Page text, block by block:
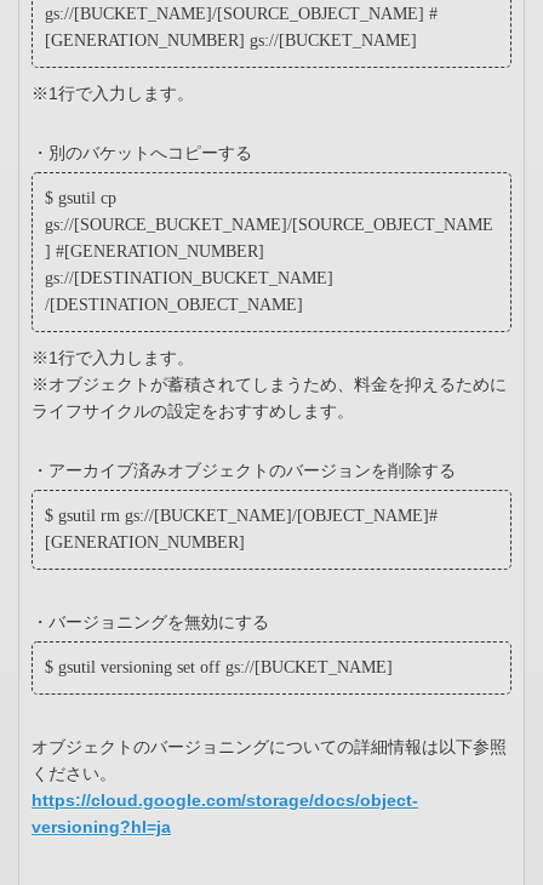
gs://[BUCKET_NAME]/[SOURCE_OBJECT_NAME] #
[GENERATION_NUMBER] gs://[BUCKET_NAME]
※1行で入力します。
・別のバケットへコピーする
$ gsutil cp
gs://[SOURCE_BUCKET_NAME]/[SOURCE_OBJECT_NAME
] #[GENERATION_NUMBER]
gs://[DESTINATION_BUCKET_NAME]
/[DESTINATION_OBJECT_NAME]
※1行で入力します。
※オブジェクトが蓄積されてしまうため、料金を抑えるために
ライフサイクルの設定をおすすめします。
・アーカイブ済みオブジェクトのバージョンを削除する
$ gsutil rm gs://[BUCKET_NAME]/[OBJECT_NAME]#
[GENERATION_NUMBER]
・バージョニングを無効にする
$ gsutil versioning set off gs://[BUCKET_NAME]
オブジェクトのバージョニングについての詳細情報は以下参照
ください。
https://cloud.google.com/storage/docs/object-
versioning?hl=ja